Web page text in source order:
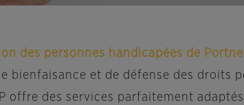
des personnes handicapées de
bienfaisance et de défense des droits
offre des services parfaitement